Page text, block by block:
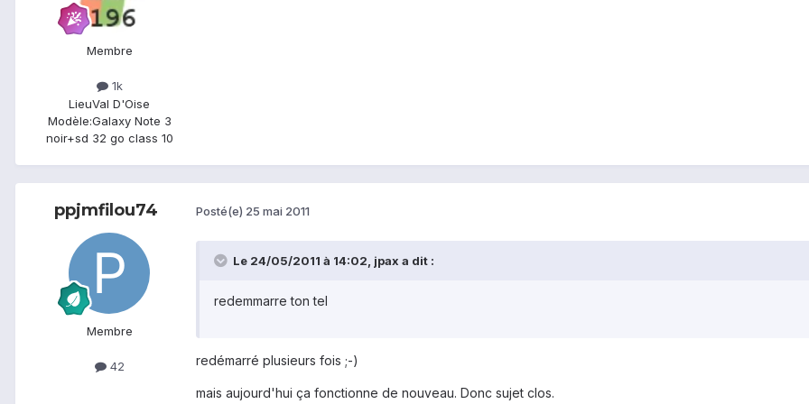
Membre
1k
LieuVal D'Oise
Modèle:Galaxy Note 3
noir+sd 32 go class 10
ppjmfilou74
Membre
42
Posté(e) 25 mai 2011
Le 24/05/2011 à 14:02, jpax a dit :
redemmarre ton tel
redémarré plusieurs fois ;-)
mais aujourd'hui ça fonctionne de nouveau. Donc sujet clos.